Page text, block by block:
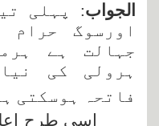
الجواب: پہلی
اورسوگ حرام
جہالت ہے
ہرولی کی
فاتحہ ہوسکتی
اسی طرح